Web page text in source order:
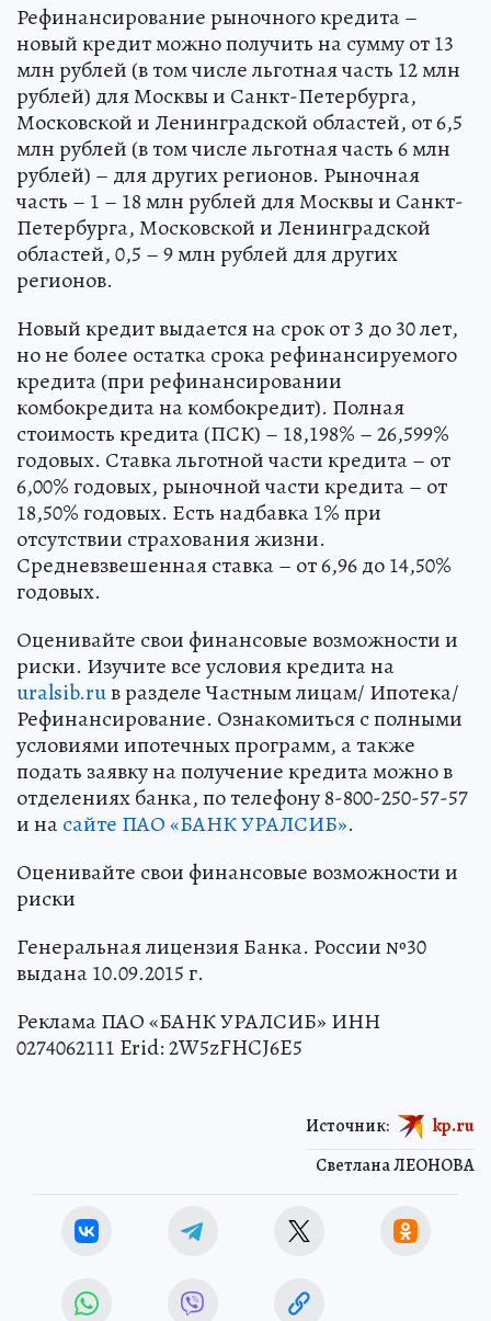
Рефинансирование рыночного кредита –
новый кредит можно получить на сумму от 13
млн рублей (в том числе льготная часть 12 млн
рублей) для Москвы и Санкт-Петербурга,
Московской и Ленинградской областей, от 6,5
млн рублей (в том числе льготная часть 6 млн
рублей) – для других регионов. Рыночная
часть – 1 – 18 млн рублей для Москвы и Санкт-
Петербурга, Московской и Ленинградской
областей, 0,5 – 9 млн рублей для других
регионов.
Новый кредит выдается на срок от 3 до 30 лет,
но не более остатка срока рефинансируемого
кредита (при рефинансировании
комбокредита на комбокредит). Полная
стоимость кредита (ПСК) – 18,198% – 26,599%
годовых. Ставка льготной части кредита – от
6,00% годовых, рыночной части кредита – от
18,50% годовых. Есть надбавка 1% при
отсутствии страхования жизни.
Средневзвешенная ставка – от 6,96 до 14,50%
годовых.
Оценивайте свои финансовые возможности и
риски. Изучите все условия кредита на
uralsib.ruв разделе Частным лицам/ Ипотека/
Рефинансирование. Ознакомиться с полными
условиями ипотечных программ, а также
подать заявку на получение кредита можно в
отделениях банка, по телефону 8-800-250-57-57
и насайте ПАО «БАНК УРАЛСИБ».
Оценивайте свои финансовые возможности и
риски
Генеральная лицензия Банка. России №30
выдана 10.09.2015 г.
Реклама ПАО «БАНК УРАЛСИБ» ИНН
0274062111 Erid: 2W5zFHCJ6E5
Светлана ЛЕОНОВА
Источник: kp.ru